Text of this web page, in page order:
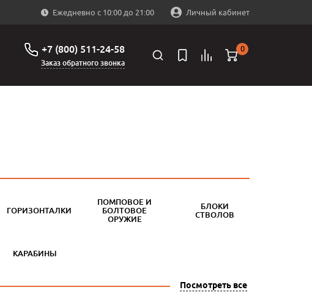
Ежедневно с 10:00 до 21:00 Личный кабинет
+7 (800) 511-24-58
Заказ обратного звонка
0
ГОРИЗОНТАЛКИ
ПОМПОВОЕ И
БОЛТОВОЕ
ОРУЖИЕ
БЛОКИ
СТВОЛОВ
КАРАБИНЫ
Посмотреть все